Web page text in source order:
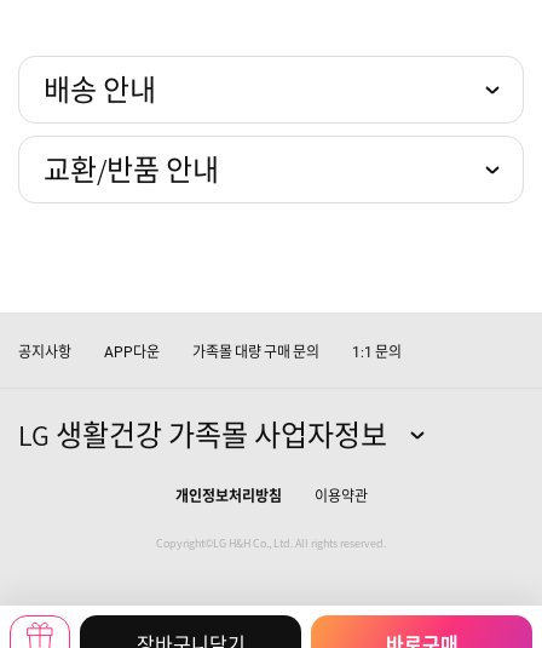
배송 안내
교환/반품 안내
공지사항 APP다운 가족몰 대량 구매 문의 1:1 문의
LG 생활건강 가족몰 사업자정보
개인정보처리방침 이용약관
Copyright©LG H&H Co., Ltd. All rights reserved.